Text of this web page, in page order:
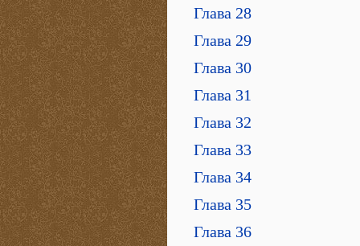
Глава 28
Глава 29
Глава 30
Глава 31
Глава 32
Глава 33
Глава 34
Глава 35
Глава 36